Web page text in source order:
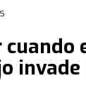
cuando
invade